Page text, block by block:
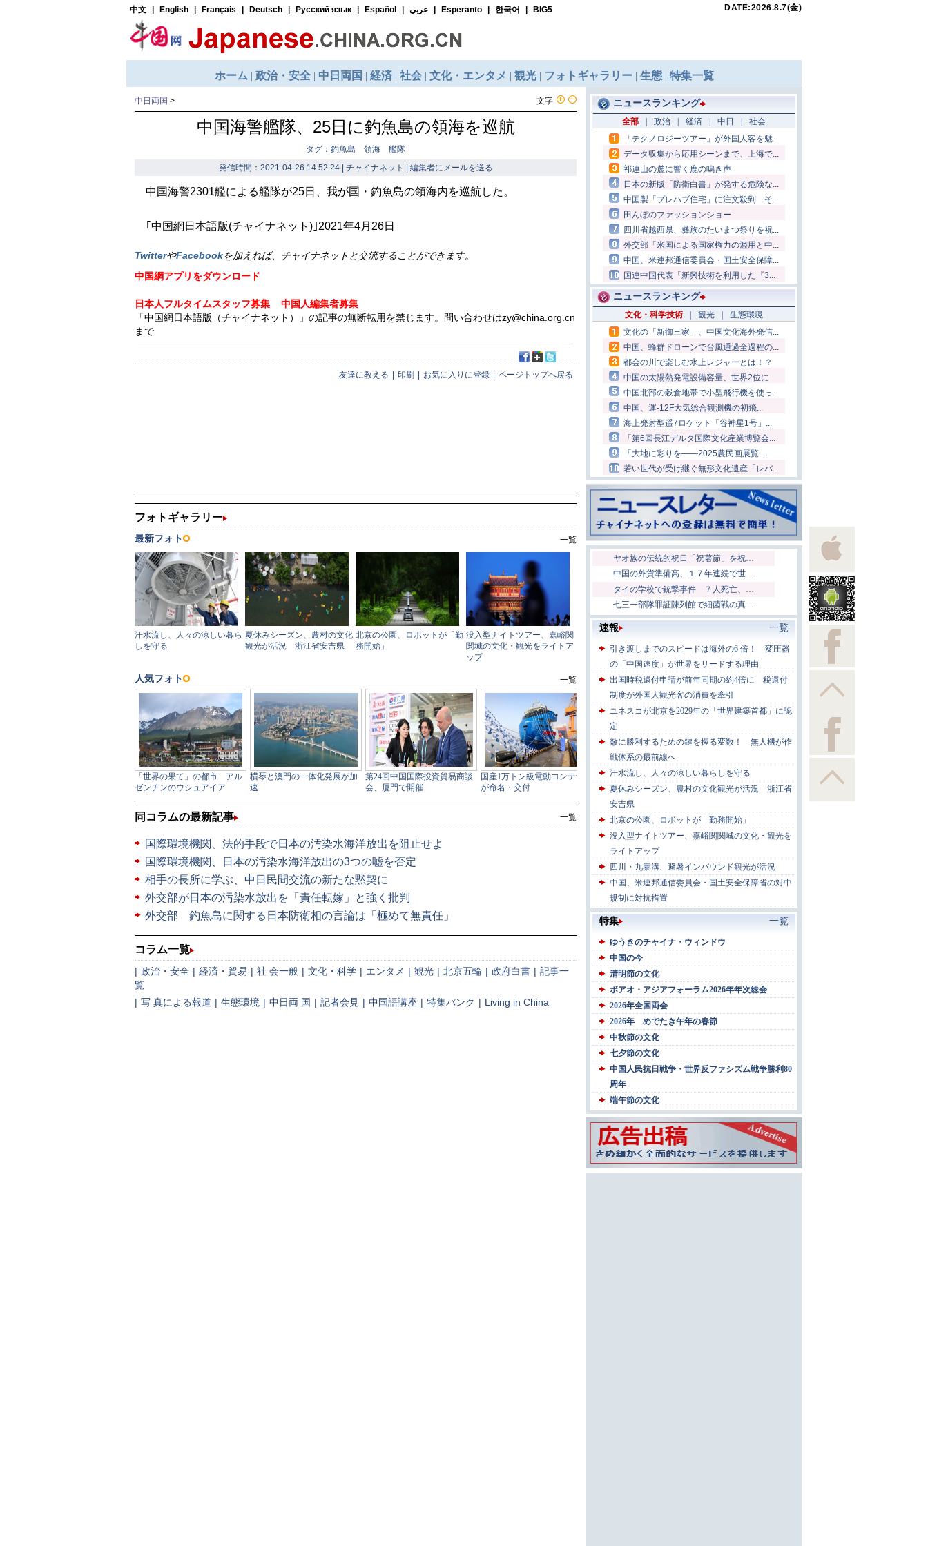
文字
中日両国 >
中国海警艦隊、25日に釣魚島の領海を巡航
タグ：釣魚島 領海 艦隊
発信時間：2021-04-26 14:52:24 | チャイナネット | 編集者にメールを送る
中国海警2301艦による艦隊が25日、我が国・釣魚島の領海内を巡航した。
｢中国網日本語版(チャイナネット)｣2021年4月26日
TwitterやFacebookを加えれば、チャイナネットと交流することができます。
中国網アプリをダウンロード
日本人フルタイムスタッフ募集
中国人編集者募集
「中国網日本語版（チャイナネット）」の記事の無断転用を禁じます。問い合わせはzy@china.org.cn
まで
友達に教える 印刷 お気に入りに登録 ページトップへ戻る
一覧
同コラムの最新記事
国際環境機関、法的手段で日本の汚染水海洋放出を阻止せよ
国際環境機関、日本の汚染水海洋放出の3つの嘘を否定
相手の長所に学ぶ、中日民間交流の新たな黙契に
外交部が日本の汚染水放出を「責任転嫁」と強く批判
外交部 釣魚島に関する日本防衛相の言論は「極めて無責任」
コラム一覧
| 政治・安全 | 経済・貿易 | 社 会一般 | 文化・科学 | エンタメ | 観光 | 北京五輪 | 政府白書 | 記事一
覧
| 写 真による報道 | 生態環境 | 中日両 国 | 記者会見 | 中国語講座 | 特集バンク | Living in China